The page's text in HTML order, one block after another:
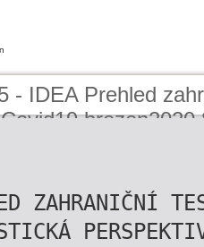
- IDEA Prehled
brezen2020
ZAHRANIČNÍ